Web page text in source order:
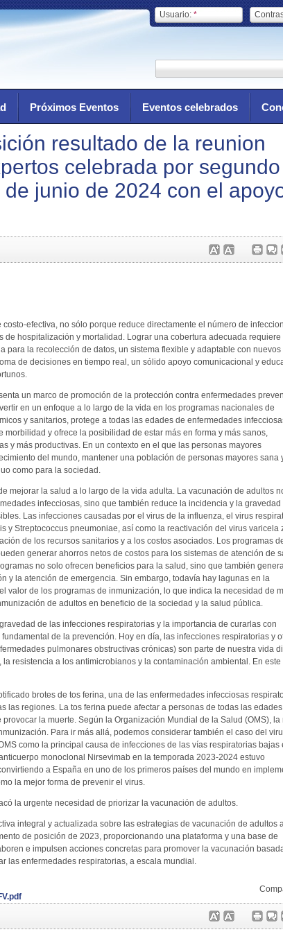
Usuario: *
Próximos Eventos Eventos celebrados
resultado de la reunion
celebrada por segundo
junio de 2024 con el
efectiva, no sólo porque reduce directamente el número de
hospitalización y mortalidad. Lograr una cobertura adecuada requiere
para la recolección de datos, un sistema flexible y adaptable con nuevos
de decisiones en tiempo real, un sólido apoyo comunicacional y
un marco de promoción de la protección contra enfermedades
en un enfoque a lo largo de la vida en los programas nacionales de
y sanitarios, protege a todas las edades de enfermedades
y ofrece la posibilidad de estar más en forma y más sanos,
y más productivas. En un contexto en el que las personas mayores
del mundo, mantener una población de personas mayores sana
como para la sociedad.
mejorar la salud a lo largo de la vida adulta. La vacunación de adultos
infecciosas, sino que también reduce la incidencia y la gravedad
Las infecciones causadas por el virus de la influenza, el virus
y Streptococcus pneumoniae, así como la reactivación del virus varicela
de los recursos sanitarios y a los costos asociados. Los programas
generar ahorros netos de costos para los sistemas de atención de
no solo ofrecen beneficios para la salud, sino que también
y la atención de emergencia. Sin embargo, todavía hay lagunas en la
valor de los programas de inmunización, lo que indica la necesidad de
de adultos en beneficio de la sociedad y la salud pública.
de las infecciones respiratorias y la importancia de curarlas con
de la prevención. Hoy en día, las infecciones respiratorias y
pulmonares obstructivas crónicas) son parte de nuestra vida
resistencia a los antimicrobianos y la contaminación ambiental. En este
brotes de tos ferina, una de las enfermedades infecciosas
las regiones. La tos ferina puede afectar a personas de todas las
la muerte. Según la Organización Mundial de la Salud (OMS), la
Para ir más allá, podemos considerar también el caso del
como la principal causa de infecciones de las vías respiratorias bajas
monoclonal Nirsevimab en la temporada 2023-2024 estuvo
a España en uno de los primeros países del mundo en
la mejor forma de prevenir el virus.
la urgente necesidad de priorizar la vacunación de adultos.
integral y actualizada sobre las estrategias de vacunación de adultos
de posición de 2023, proporcionando una plataforma y una base de
e impulsen acciones concretas para promover la vacunación
las enfermedades respiratorias, a escala mundial.